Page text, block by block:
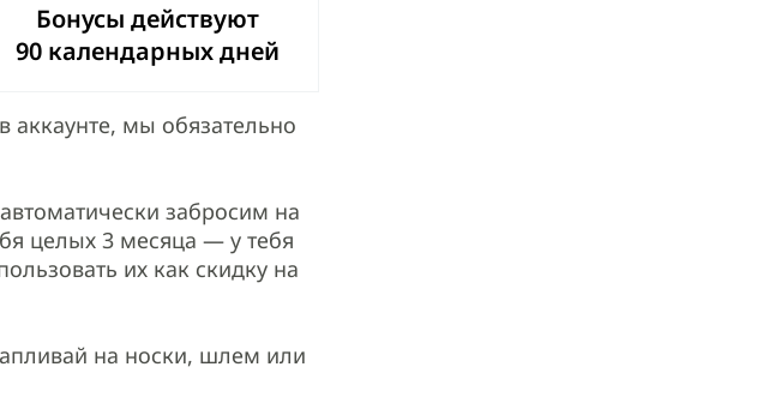
Бонусы действуют
90 календарных дней
мы обязательно
забросим на
целых 3 месяца — у тебя
их как скидку на
на носки, шлем или